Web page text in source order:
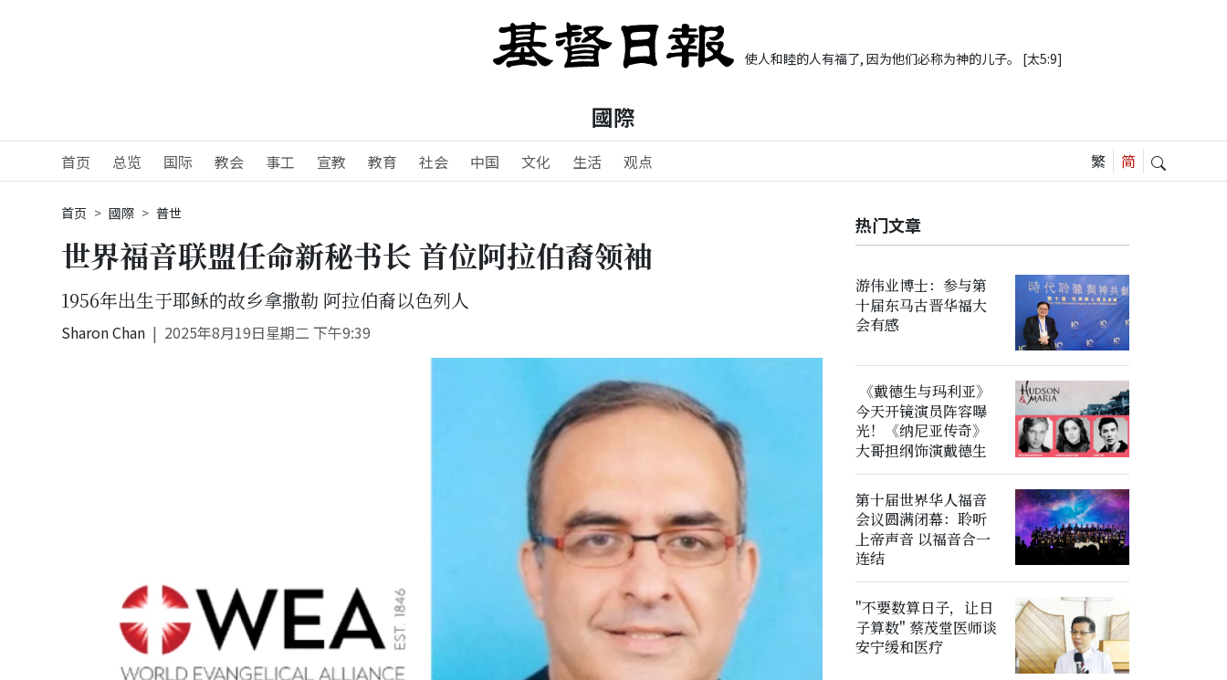
使人和睦的人有福了, 因为他们必称为神的儿子。 [太5:9]
國際
首页 总览 国际 教会 事工 宣教 教育 社会 中国 文化 生活 观点
首页 國際 普世
世界福音联盟任命新秘书长 首位阿拉伯裔领袖
1956年出生于耶稣的故乡拿撒勒 阿拉伯裔以色列人
Sharon Chan 2025年8月19日星期二 下午9:39
热门文章
游伟业博士：参与第
十届东马古晋华福大
会有感
《戴德生与玛利亚》
今天开镜演员阵容曝
光！《纳尼亚传奇》
大哥担纲饰演戴德生
第十届世界华人福音
会议圆满闭幕：聆听
上帝声音 以福音合一
连结
"不要数算日子，让日
子算数" 蔡茂堂医师谈
安宁缓和医疗